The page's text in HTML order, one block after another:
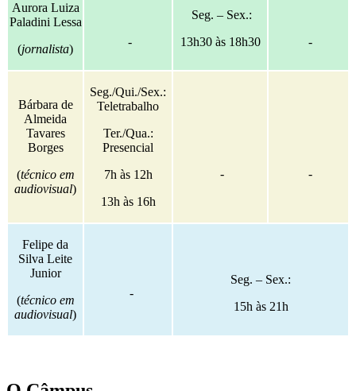
Aurora Luiza
Paladini Lessa
(jornalista)
-
Seg. – Sex.:
13h30 às 18h30
-
Bárbara de
Almeida
Tavares
Borges
(técnico em
audiovisual)
Seg./Qui./Sex.:
Teletrabalho
Ter./Qua.:
Presencial
7h às 12h
13h às 16h
- -
Felipe da
Silva Leite
Junior
(técnico em
audiovisual)
-
Seg. – Sex.:
15h às 21h